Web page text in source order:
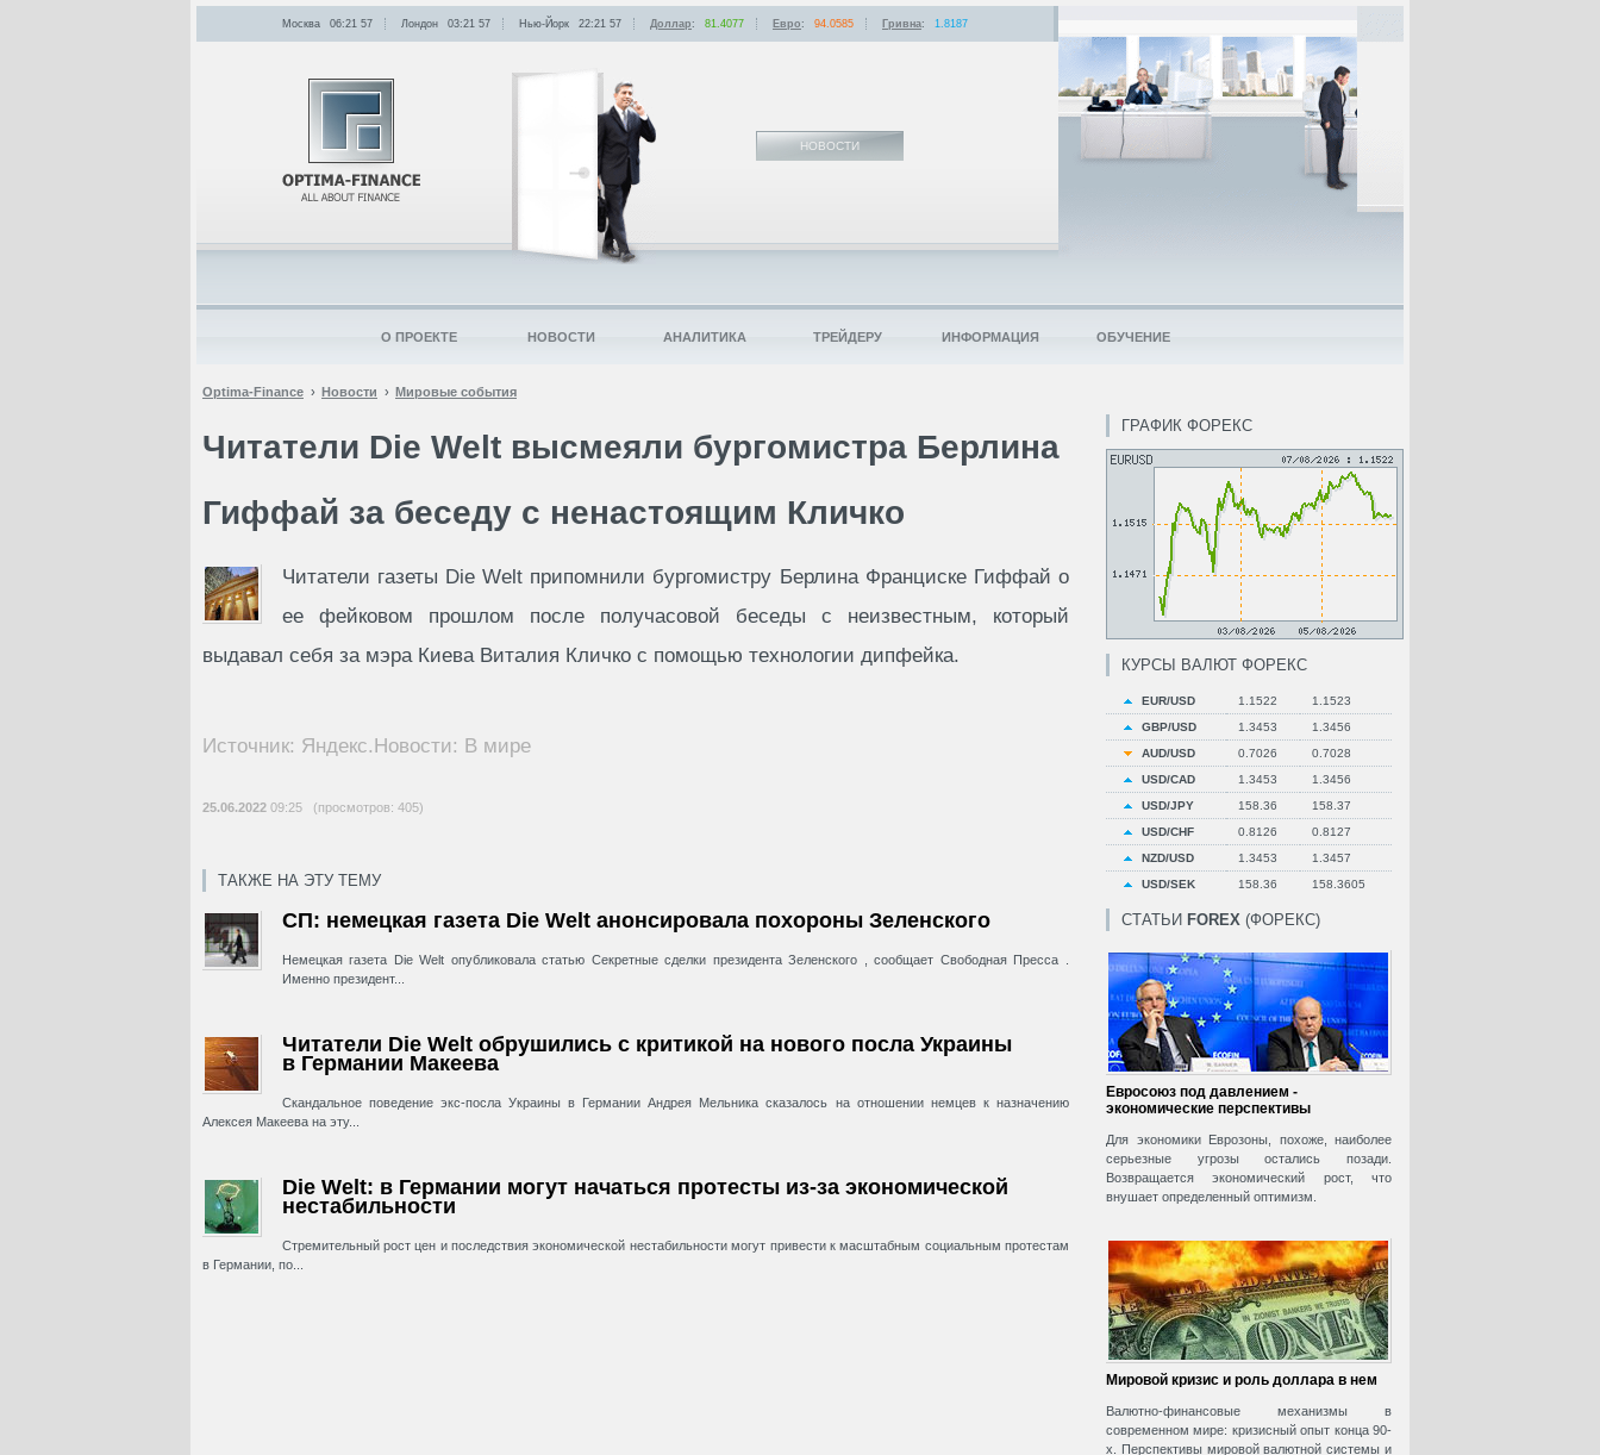
Optima-Finance Новости Мировые события
Читатели Die Welt высмеяли бургомистра Берлина
Гиффай за беседу с ненастоящим Кличко
Читатели газеты Die Welt припомнили бургомистру Берлина Франциске Гиффай о
ее фейковом прошлом после получасовой беседы с неизвестным, который
выдавал себя за мэра Киева Виталия Кличко с помощью технологии дипфейка.
Источник: Яндекс.Новости: В мире
25.06.2022 09:25 (просмотров: 405)
ТАКЖЕ НА ЭТУ ТЕМУ
СП: немецкая газета Die Welt анонсировала похороны Зеленского
Немецкая газета Die Welt опубликовала статью Секретные сделки президента Зеленского , сообщает Свободная Пресса .
Именно президент...
Читатели Die Welt обрушились с критикой на нового посла Украины
в Германии Макеева
Скандальное поведение экс-посла Украины в Германии Андрея Мельника сказалось на отношении немцев к назначению
Алексея Макеева на эту...
Die Welt: в Германии могут начаться протесты из-за экономической
нестабильности
Стремительный рост цен и последствия экономической нестабильности могут привести к масштабным социальным протестам
в Германии, по...
ГРАФИК ФОРЕКС
КУРСЫ ВАЛЮТ ФОРЕКС
EUR/USD 1.1522
1.1523
GBP/USD
1.3453
1.3456
AUD/USD
0.7026
0.7028
USD/CAD
1.3453
1.3456
USD/JPY
158.36
158.37
USD/CHF
0.8126
0.8127
NZD/USD
1.3453
1.3457
USD/SEK
158.36 158.3605
СТАТЬИ FOREX (ФОРЕКС)
Евросоюз под давлением -
экономические перспективы
Для экономики Еврозоны, похоже, наиболее
серьезные угрозы остались позади.
Возвращается экономический рост, что
внушает определенный оптимизм.
Мировой кризис и роль доллара в нем
Валютно-финансовые механизмы в
современном мире: кризисный опыт конца 90-
х. Перспективы мировой валютной системы и
НОВОСТИ
Москва 06:21 57 Лондон 03:21 57 Нью-Йорк 22:21 57 Доллар: 81.4077 Евро: 94.0585 Гривна: 1.8187
О ПРОЕКТЕ НОВОСТИ АНАЛИТИКА ТРЕЙДЕРУ ИНФОРМАЦИЯ ОБУЧЕНИЕ